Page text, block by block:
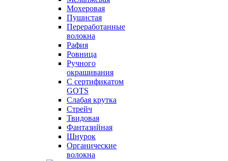
Мохеровая
Пушистая
Переработанные
волокна
Рафия
Ровница
Ручного
окрашивания
С сертификатом
GOTS
Слабая крутка
Стрейч
Твидовая
Фантазийная
Шнурок
Органические
волокна